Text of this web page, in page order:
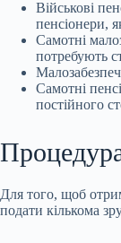
Військові
пенсіонери,
Самотні
потребують
Самотні
постійного
Для того, щоб
подати кількома